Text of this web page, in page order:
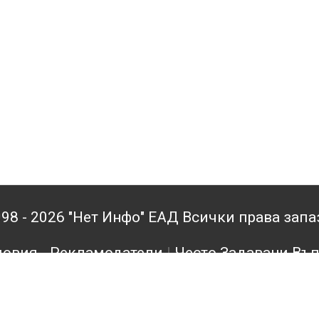
- 2026 "Нет Инфо" ЕАД Всички права
- Рекламодатели|Често Задавани